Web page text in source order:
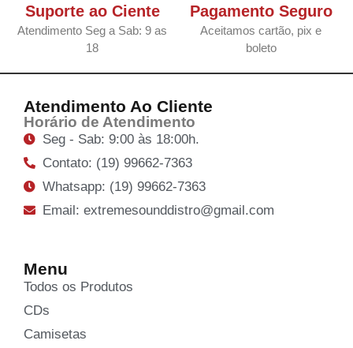
Suporte ao Ciente
Atendimento Seg a Sab: 9 as
18
Pagamento Seguro
Aceitamos cartão, pix e
boleto
Atendimento Ao Cliente
Horário de Atendimento
Seg - Sab: 9:00 às 18:00h.
Contato: (19) 99662-7363
Whatsapp: (19) 99662-7363
Email: extremesounddistro@gmail.com
Menu
Todos os Produtos
CDs
Camisetas